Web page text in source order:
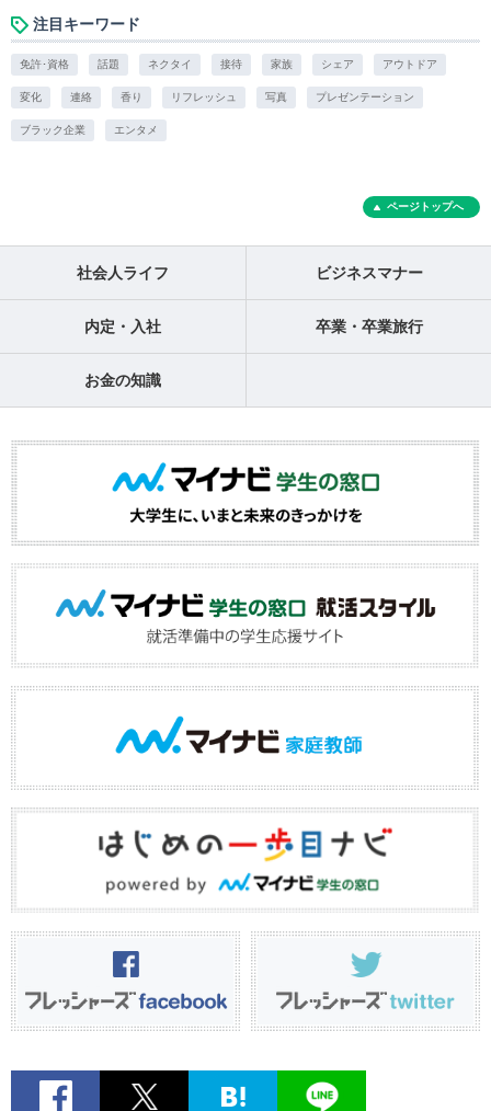
注目キーワード
免許･資格 話題 ネクタイ 接待 家族 シェア アウトドア
変化 連絡 香り リフレッシュ 写真 プレゼンテーション
ブラック企業 エンタメ
ページトップへ
社会人ライフ ビジネスマナー
内定・入社 卒業・卒業旅行
お金の知識